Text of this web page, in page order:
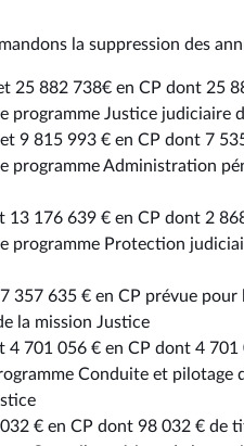
la suppression des
25 882 738€ en CP dont 25
programme Justice judiciaire
9 815 993 € en CP dont 7
programme Administration
13 176 639 € en CP dont 2
programme Protection
357 635 € en CP prévue pour
la mission Justice
4 701 056 € en CP dont 4
Conduite et pilotage
€ en CP dont 98 032 € de